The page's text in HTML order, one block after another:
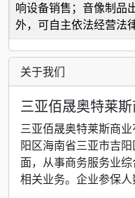
响设备销售；音像制品
外，可自主依法经营法
关于我们
三亚佰晟奥特莱
三亚佰晟奥特莱斯商
阳区海南省三亚市吉
面，从事商务服务业
相关业务。企业参保人